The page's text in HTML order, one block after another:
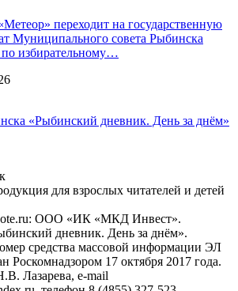
переходит на государственную
Муниципального совета Рыбинска
по избирательному…
«Рыбинский дневник. День за днём»
для взрослых читателей и детей
ООО «ИК «МКД Инвест».
дневник. День за днём».
средства массовой информации ЭЛ
17 октября 2017 года.
Лазарева, e-mail